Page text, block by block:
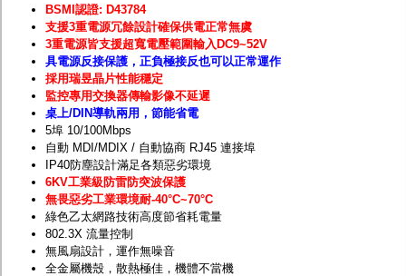
BSMI認證: D43784
支援3重電源冗餘設計確保供電正常無虞
3重電源皆支援超寬電壓範圍輸入DC9~52V
具電源反接保護，正負極接反也可以正常運作
採用瑞昱晶片性能穩定
監控專用交換器傳輸影像不延遲
桌上/DIN導軌兩用，節能省電
5埠 10/100Mbps
自動 MDI/MDIX / 自動協商 RJ45 連接埠
IP40防塵設計滿足各類惡劣環境
6KV工業級防雷防突波保護
無畏惡劣工業環境耐-40°C~70°C
綠色乙太網路技術高度節省耗電量
802.3X 流量控制
無風扇設計，運作無噪音
全金屬機殼，散熱極佳，機體不當機